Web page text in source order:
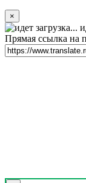
×
Прямая ссылка на